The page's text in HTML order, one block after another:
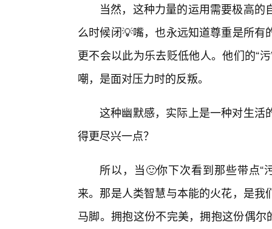
当然，这种力量的运用需要极高
么时候闭💡嘴，也永远知道尊重是所
更不会以此为乐去贬低他人。他们的“
嘲，是面对压力时的反叛。
这种幽默感，实际上是一种对生活
得更尽兴一点？
所以，当🙂你下次看到那些带点“
来。那是人类智慧与本能的火花，是
马脚。拥抱这份不完美，拥抱这份偶